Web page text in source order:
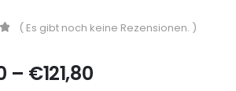
( Es gibt noch keine Rezensionen. )
– €121,80